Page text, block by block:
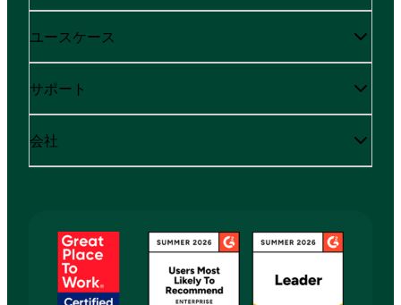
ユースケース
サポート
会社